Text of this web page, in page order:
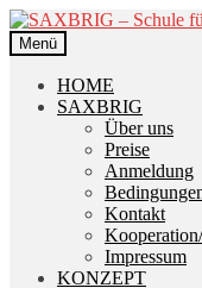
Zur
Navigation
springen
Zum
Inhalt
springen
Menü
HOME
SAXBRIG
Über uns
Preise
Anmeldung
Kontakt
Impressum
KONZEPT